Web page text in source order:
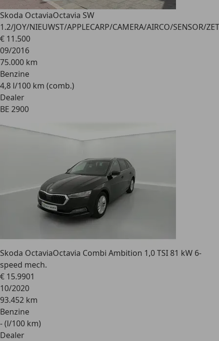
Skoda OctaviaOctavia SW
1.2/JOY/NIEUWST/APPLECARP/CAMERA/AIRCO/SENSOR/
€ 11.500
09/2016
75.000 km
Benzine
4,8 l/100 km (comb.)
Dealer
BE 2900
Skoda OctaviaOctavia Combi Ambition 1,0 TSI 81 kW 6-
speed mech.
€ 15.9901
10/2020
93.452 km
Benzine
- (l/100 km)
Dealer